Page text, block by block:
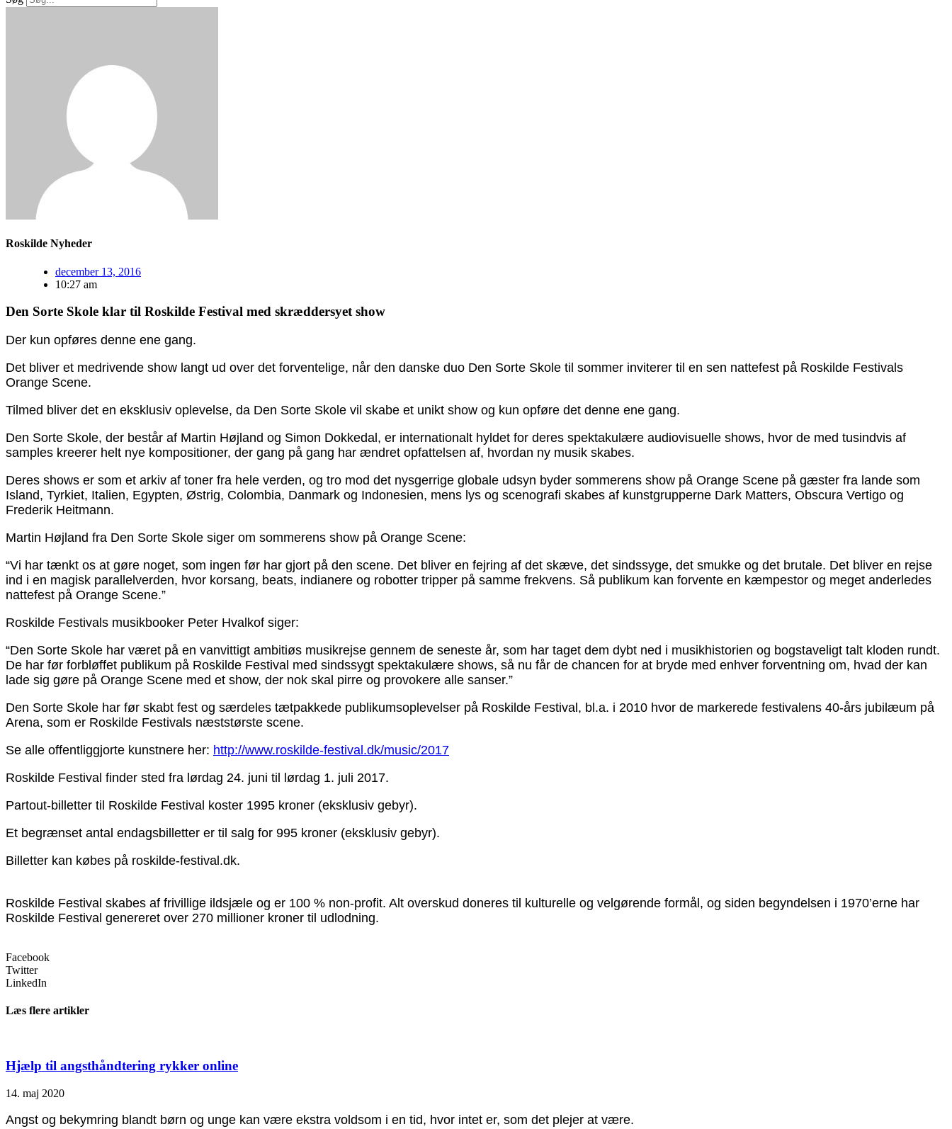
Roskilde Nyheder
december 13, 2016
10:27 am
Den Sorte Skole klar til Roskilde Festival med skræddersyet show
Der kun opføres denne ene gang.
Det bliver et medrivende show langt ud over det forventelige, når den danske duo Den Sorte Skole til sommer inviterer til en sen nattefest på Roskilde Festivals
Orange Scene.
Tilmed bliver det en eksklusiv oplevelse, da Den Sorte Skole vil skabe et unikt show og kun opføre det denne ene gang.
Den Sorte Skole, der består af Martin Højland og Simon Dokkedal, er internationalt hyldet for deres spektakulære audiovisuelle shows, hvor de med tusindvis af
samples kreerer helt nye kompositioner, der gang på gang har ændret opfattelsen af, hvordan ny musik skabes.
Deres shows er som et arkiv af toner fra hele verden, og tro mod det nysgerrige globale udsyn byder sommerens show på Orange Scene på gæster fra lande som
Island, Tyrkiet, Italien, Egypten, Østrig, Colombia, Danmark og Indonesien, mens lys og scenografi skabes af kunstgrupperne Dark Matters, Obscura Vertigo og
Frederik Heitmann.
Martin Højland fra Den Sorte Skole siger om sommerens show på Orange Scene:
“Vi har tænkt os at gøre noget, som ingen før har gjort på den scene. Det bliver en fejring af det skæve, det sindssyge, det smukke og det brutale. Det bliver en rejse
ind i en magisk parallelverden, hvor korsang, beats, indianere og robotter tripper på samme frekvens. Så publikum kan forvente en kæmpestor og meget anderledes
nattefest på Orange Scene.”
Roskilde Festivals musikbooker Peter Hvalkof siger:
“Den Sorte Skole har været på en vanvittigt ambitiøs musikrejse gennem de seneste år, som har taget dem dybt ned i musikhistorien og bogstaveligt talt kloden rundt.
De har før forbløffet publikum på Roskilde Festival med sindssygt spektakulære shows, så nu får de chancen for at bryde med enhver forventning om, hvad der kan
lade sig gøre på Orange Scene med et show, der nok skal pirre og provokere alle sanser.”
Den Sorte Skole har før skabt fest og særdeles tætpakkede publikumsoplevelser på Roskilde Festival, bl.a. i 2010 hvor de markerede festivalens 40-års jubilæum på
Arena, som er Roskilde Festivals næststørste scene.
Se alle offentliggjorte kunstnere her: http://www.roskilde-festival.dk/music/2017
Roskilde Festival finder sted fra lørdag 24. juni til lørdag 1. juli 2017.
Partout-billetter til Roskilde Festival koster 1995 kroner (eksklusiv gebyr).
Et begrænset antal endagsbilletter er til salg for 995 kroner (eksklusiv gebyr).
Billetter kan købes på roskilde-festival.dk.
Roskilde Festival skabes af frivillige ildsjæle og er 100 % non-profit. Alt overskud doneres til kulturelle og velgørende formål, og siden begyndelsen i 1970’erne har
Roskilde Festival genereret over 270 millioner kroner til udlodning.
Facebook
Twitter
LinkedIn
Læs flere artikler
Hjælp til angsthåndtering rykker online
14. maj 2020
Angst og bekymring blandt børn og unge kan være ekstra voldsom i en tid, hvor intet er, som det plejer at være.